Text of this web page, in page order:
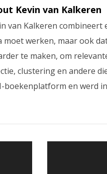
Kevin van Kalkeren
van Kalkeren
moet werken, maar ook
te maken, om
clustering en andere
en werd